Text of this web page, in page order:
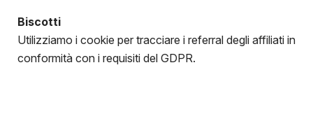
Biscotti
Utilizziamo i cookie per tracciare i referral degli affiliati in
conformità con i requisiti del GDPR.